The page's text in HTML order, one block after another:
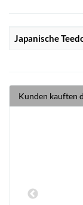
Japanische
Kunden kauften